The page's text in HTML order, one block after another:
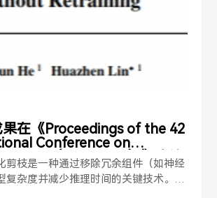
量型协变量中以无监督方式提取特征。
种相关性来源于潜在的超高维函数与标
分的因子回归模型，以充分且有效地捕
矩阵施加列稀疏性与低秩约束以提升模
计效率与稳健性。该方法对响应变量的
因此具备更高的灵活性与适用性。在模
们构建了一个基于sieve似然的估计框
稳健的估计结果。我们将所提方法应用
果在《Proceedings of the 42
Conference on
（ICML2025）》会议
剪枝是一种通过移除冗余组件（如神经
复杂度并减少推理时间的关键技术。然